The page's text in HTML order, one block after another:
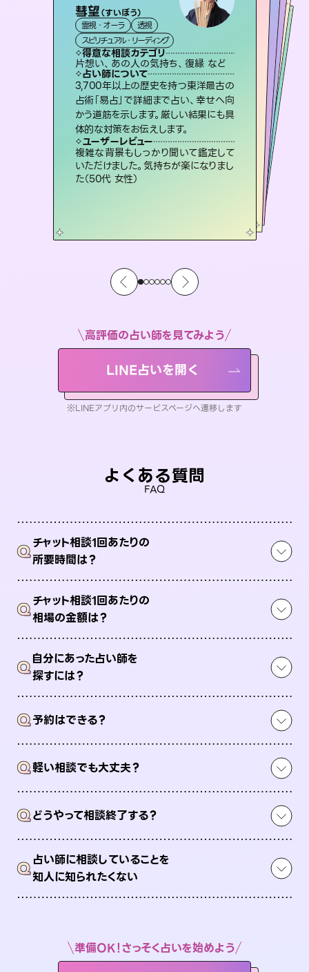
彗望（すいぼう）
霊視・オーラ
透視
スピリチュアル・リーディング
得意な相談カテゴリ
片想い、あの人の気持ち、復縁 など
占い師について
3,700年以上の歴史を持つ東洋最古の
占術「易占」で詳細まで占い、幸せへ向
かう道筋を示します。厳しい結果にも具
体的な対策をお伝えします。
ユーザーレビュー
複雑な背景もしっかり聞いて鑑定して
いただけました。気持ちが楽になりまし
た（50代 女性）
桃源珠羽（とうげんみう）
霊視・オーラ タロット
スピリチュアル・リーディング
得意な相談カテゴリ
片想い、あの人の気持ち、復縁 など
占い師について
恋愛のお悩みの中でも特に「曖昧な関
係」の相談を得意としており、友達以上
恋人未満なお相手との今後や本音を丁
寧に読み解き恋愛成就へと導きます。
ユーザーレビュー
鑑定していただいてアドバイス通りに行
動すると仲が復活してきました。ありが
とうございました（40代 女性）
未来視師＊花
霊視・オーラ
スピリチュアル・リーディング
得意な相談カテゴリ
出逢い、片想い、復縁 など
占い師について
未来には何パターンもの選択肢があり
ます。不安で視えにくくなっているあな
たの素敵な未来を見つけ、その未来を
選択できるようアドバイスします。
ユーザーレビュー
職場の人の性質や人間関係、本心など
本当によく視えていてびっくり。対策が
打てて前向きになれます（40代）
アイリス -iris-
西洋占星術
ルーン
得意な相談カテゴリ
恋愛総合、片想い、二人の未来 など
占い師について
復縁、恋愛、不倫の行方、同性愛や片思い、仕事関係や借金問題まで知りたいことや心の負担になっていることを紐解き、背中をそっと押して導きます。
ユーザーレビュー
安心感のあり、言い切ってくれる所や濁
さない鑑定のおかげで、毎回自分の気
持ちを整えられます（30代 男性）
おう 霊感オラクル
霊視・オーラ
オラクルカード
得意な相談カテゴリ
恋愛総合、あの人の気持ち など
占い師について
霊視×オラクルカードを使って「今」と
「未来」そして「気になるあの人の気持
ち」まで丁寧に読み解き、恋や人生のヒ
ントを優しく引き出します。
ユーザーレビュー
不安な気持ちが嘘みたいに晴れまし
た…！よく視えていらっしゃるんだなと
感じました（40代 女性）
セラピスト理恵
霊視・オーラ タロット
スピリチュアル・リーディング
得意な相談カテゴリ
片想い、二人の未来、年の差 など
占い師について
連絡再開、復縁、成就などの報告実績
多数。セラピストとして2万超の施術経
験があるからこそできる鑑定で、より良
い未来をサポートします。
ユーザーレビュー
とても心温まる鑑定でした。しかもこち
らは何も言っていないのに視えていらっ
しゃるんだなと驚きです（30代女性）
高評価の占い師を見てみよう
LINE占いを開く
※LINEアプリ内のサービスページへ遷移します
よくある質問
FAQ
Qチャット相談1回あたりの
所要時間は？
Qチャット相談1回あたりの
相場の金額は？
Q自分にあった占い師を
探すには？
Q予約はできる？
Q軽い相談でも大丈夫？
Qどうやって相談終了する？
Q占い師に相談していることを
知人に知られたくない
準備OK！さっそく占いを始めよう